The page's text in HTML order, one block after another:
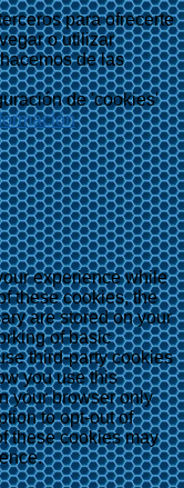
para ofrecerte
o utilizar
de las
de 'cookies'
experience while
these cookies, the
are stored on your
of basic
third-party cookies
you use this
your browser only
to opt-out of
these cookies may